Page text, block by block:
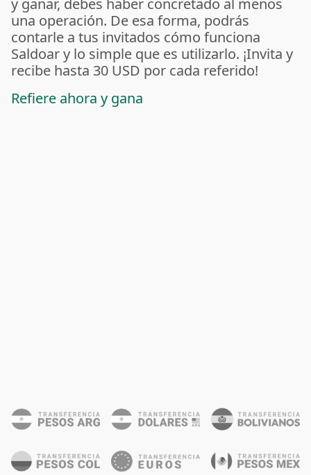
una operación. De esa forma, podrás
contarle a tus invitados cómo funciona
Saldoar y lo simple que es utilizarlo. ¡Invita y
recibe hasta 30 USD por cada referido!
Refiere ahora y gana